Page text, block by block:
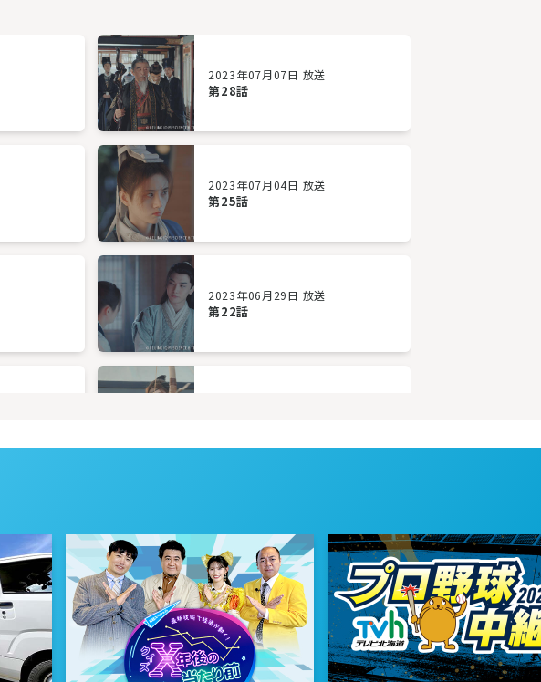
2023年07月07日 放送
第28話
2023年07月04日 放送
第25話
2023年06月29日 放送
第22話
第16話
2023年06月16日 放送
第13話